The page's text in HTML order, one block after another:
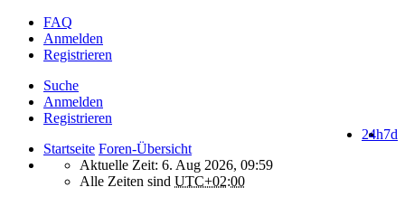
FAQ
Anmelden
Registrieren
Suche
Anmelden
Registrieren
7d
24h
Startseite Foren-Übersicht
Aktuelle Zeit: 6. Aug 2026, 09:59
Alle Zeiten sind UTC+02:00